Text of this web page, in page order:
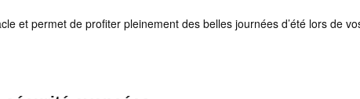
et permet de profiter pleinement des belles journées d’été lors de